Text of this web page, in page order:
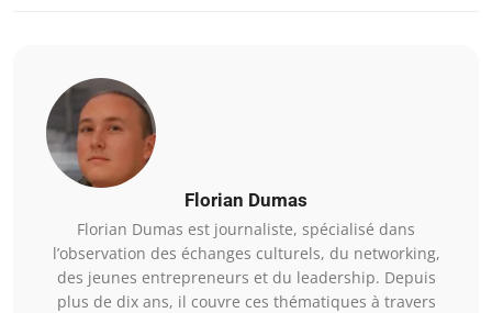
Florian Dumas
Florian Dumas est journaliste, spécialisé dans
l’observation des échanges culturels, du networking,
des jeunes entrepreneurs et du leadership. Depuis
plus de dix ans, il couvre ces thématiques à travers